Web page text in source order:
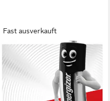
Fast ausverkauft
ENERGIZER
Energizer Knopfzelle ZA10
1.4 V 8 St. 91 mAh Zink-Luft
Hearing Aid PR7 Knopfzelle
6,04 €